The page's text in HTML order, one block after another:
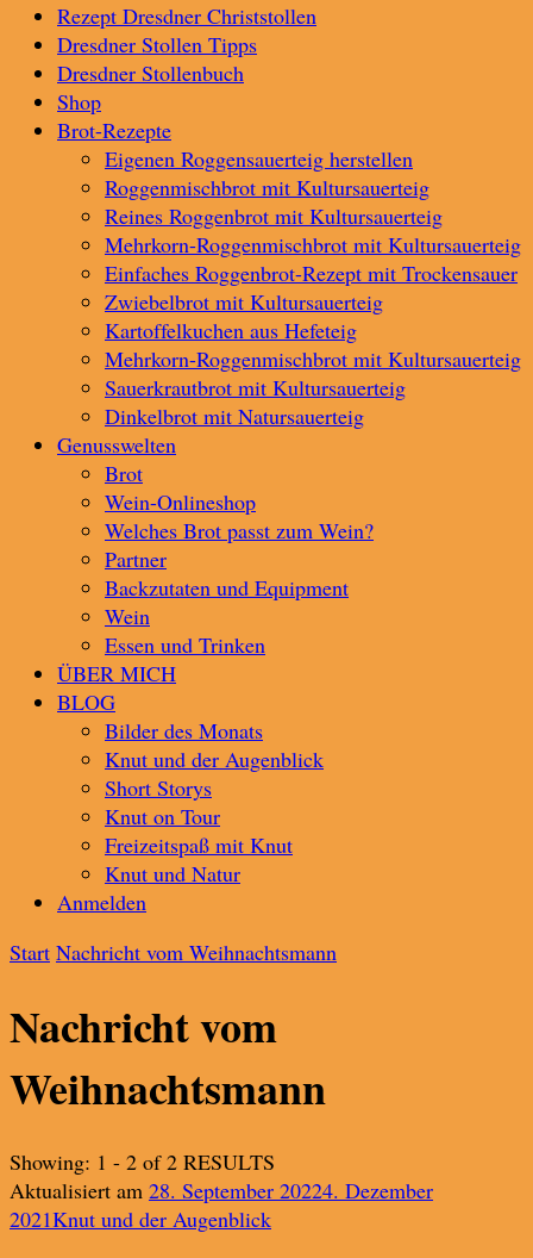
Rezept Dresdner Christstollen
Dresdner Stollen Tipps
Dresdner Stollenbuch
Shop
Brot-Rezepte
Eigenen Roggensauerteig herstellen
Roggenmischbrot mit Kultursauerteig
Reines Roggenbrot mit Kultursauerteig
Mehrkorn-Roggenmischbrot mit Kultursauerteig
Einfaches Roggenbrot-Rezept mit Trockensauer
Zwiebelbrot mit Kultursauerteig
Kartoffelkuchen aus Hefeteig
Mehrkorn-Roggenmischbrot mit Kultursauerteig
Sauerkrautbrot mit Kultursauerteig
Dinkelbrot mit Natursauerteig
Genusswelten
Brot
Wein-Onlineshop
Welches Brot passt zum Wein?
Partner
Backzutaten und Equipment
Wein
Essen und Trinken
ÜBER MICH
BLOG
Bilder des Monats
Knut und der Augenblick
Short Storys
Knut on Tour
Freizeitspaß mit Knut
Knut und Natur
Anmelden
Start Nachricht vom Weihnachtsmann
Nachricht vom
Weihnachtsmann
Showing: 1 - 2 of 2 RESULTS
Aktualisiert am 28. September 20224. Dezember
2021Knut und der Augenblick